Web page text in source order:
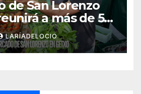
de San Lorenzo
a más de 50
del País Vasco
LARÍADELOCIO